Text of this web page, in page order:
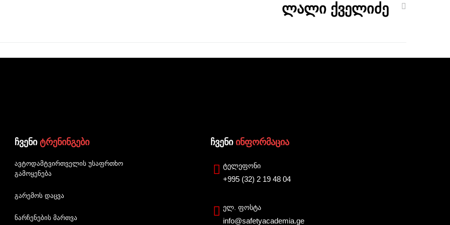
ლალი ქველიძე
ჩვენი ტრენინგები
ავტოდამტვირთველის უსაფრთხო
გამოყენება
გარემოს დაცვა
ნარჩენების მართვა
ჩვენი ინფორმაცია
ტელეფონი
+995 (32) 2 19 48 04
ელ. ფოსტა
info@safetyacademia.ge